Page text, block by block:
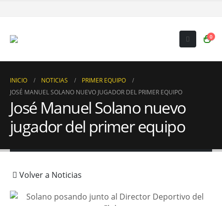
0
INICIO NOTICIAS
PRIMER EQUIPO
JOSÉ MANUEL SOLANO NUEVO JUGADOR DEL PRIMER EQUIPO
José Manuel Solano nuevo
jugador del primer equipo
Volver a Noticias